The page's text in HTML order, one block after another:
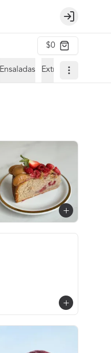
Login
$0
Ensaladas Extras bebidas